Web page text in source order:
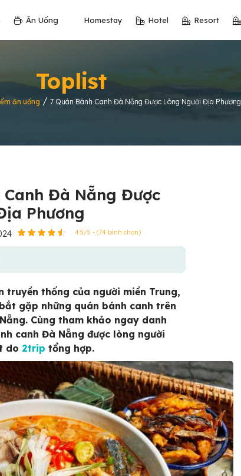
Ăn Uống Homestay Hotel Resort
Toplist
ăn uống / 7 Quán Bánh Canh Đà Nẵng Được Lòng Người Địa Phương
Canh Đà Nẵng Được
Phương
4.5/5 - (74 bình chọn)
truyền thống của người miền Trung,
gặp những quán bánh canh trên
Cùng tham khảo ngay danh
canh Đà Nẵng được lòng người
do 2trip tổng hợp.